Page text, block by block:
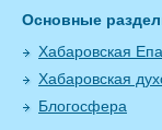
Основные
Хабаровская
Хабаровская
Блогосфера